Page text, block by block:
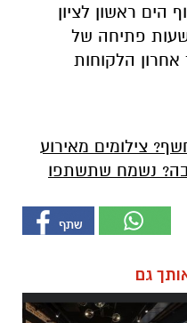
הפפה הטיילת 17 חוף הים ראשון לציון
03-9414151 שלוחה 2 שעות פתיחה של
צילומים מאירוע
נשמח שתשתפו
גם